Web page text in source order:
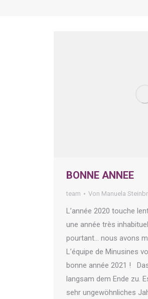
BONNE ANNEE
team Von Manuela
L’année 2020 touche
une année très
pourtant… nous avons
L’équipe de Minusines
bonne année 2021 !
langsam dem Ende zu.
sehr ungewöhnliches